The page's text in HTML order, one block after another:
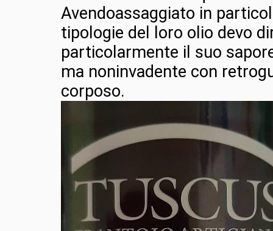
Avendoassaggiato in
tipologie del loro olio devo
particolarmente il suo
ma noninvadente con
corposo.